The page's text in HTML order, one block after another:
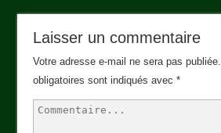
Laisser un commentaire
Votre adresse e-mail ne sera pas publiée.
obligatoires sont indiqués avec*